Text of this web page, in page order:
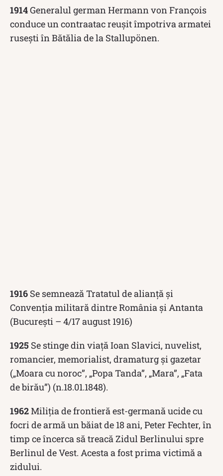
1914Generalul german Hermann von François
conduce un contraatac reușit împotriva armatei
rusești în Bătălia de la Stallupönen.
1916 Se semnează Tratatul de alianță și
Convenția militară dintre România și Antanta
(București – 4/17 august 1916)
1925 Se stinge din viață Ioan Slavici, nuvelist,
romancier, memorialist, dramaturg şi gazetar
(„Moara cu noroc”, „Popa Tanda”, „Mara”, „Fata
de birău”) (n.18.01.1848).
1962Miliția de frontieră est-germană ucide cu
focri de armă un băiat de 18 ani, Peter Fechter, în
timp ce încerca să treacă Zidul Berlinului spre
Berlinul de Vest. Acesta a fost prima victimă a
zidului.